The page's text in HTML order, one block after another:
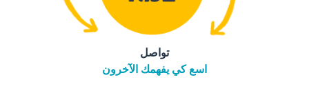
تواصل
اسع كي يفهمك الآخرون